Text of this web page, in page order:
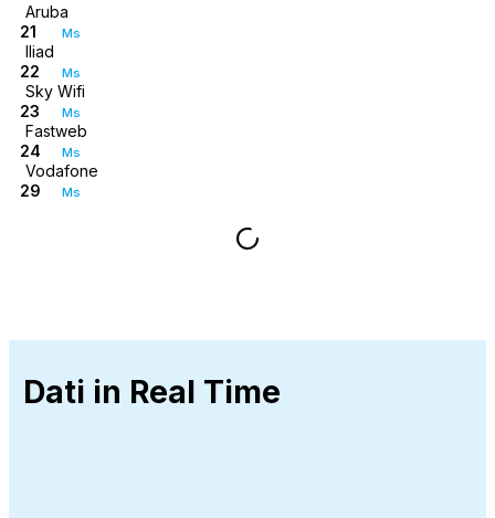
Aruba
21
Ms
Iliad
22
Ms
Sky Wifi
23
Ms
Fastweb
24
Ms
Vodafone
29
Ms
Dati in Real Time